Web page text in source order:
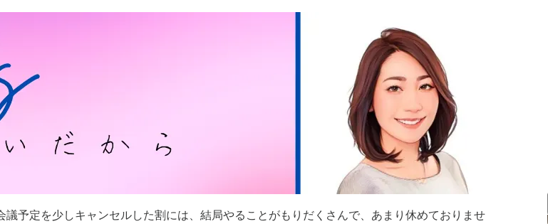
予定を少しキャンセルした割には、結局やることがもりだくさんで、あまり休めておりませ